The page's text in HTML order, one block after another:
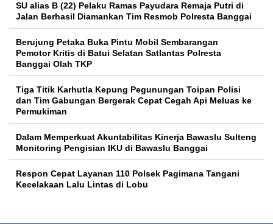
SU alias B (22) Pelaku Ramas Payudara Remaja Putri di
Jalan Berhasil Diamankan Tim Resmob Polresta Banggai
Berujung Petaka Buka Pintu Mobil Sembarangan
Pemotor Kritis di Batui Selatan Satlantas Polresta
Banggai Olah TKP
Tiga Titik Karhutla Kepung Pegunungan Toipan Polisi
dan Tim Gabungan Bergerak Cepat Cegah Api Meluas ke
Permukiman
Dalam Memperkuat Akuntabilitas Kinerja Bawaslu Sulteng
Monitoring Pengisian IKU di Bawaslu Banggai
Respon Cepat Layanan 110 Polsek Pagimana Tangani
Kecelakaan Lalu Lintas di Lobu